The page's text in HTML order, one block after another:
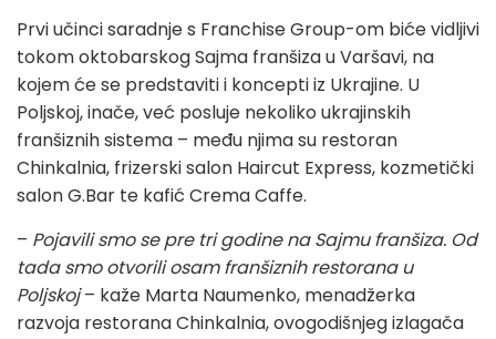
Prvi učinci saradnje s Franchise Group-om biće vidljivi
tokom oktobarskog Sajma franšiza u Varšavi, na
kojem će se predstaviti i koncepti iz Ukrajine. U
Poljskoj, inače, već posluje nekoliko ukrajinskih
franšiznih sistema – među njima su restoran
Chinkalnia, frizerski salon Haircut Express, kozmetički
salon G.Bar te kafić Crema Caffe.
– Pojavili smo se pre tri godine na Sajmu franšiza. Od
tada smo otvorili osam franšiznih restorana u
Poljskoj– kaže Marta Naumenko, menadžerka
razvoja restorana Chinkalnia, ovogodišnjeg izlagača